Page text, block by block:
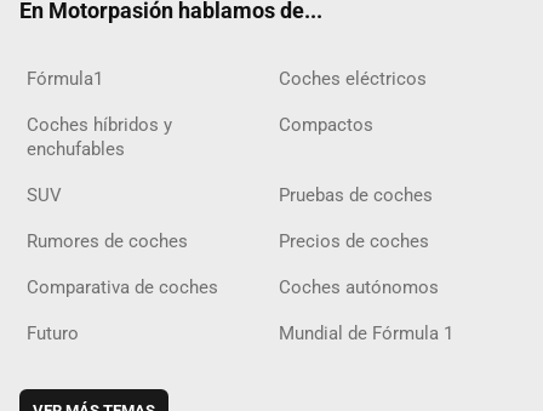
En Motorpasión hablamos de...
Fórmula1 Coches eléctricos
Coches híbridos y
enchufables
Compactos
SUV Pruebas de coches
Rumores de coches Precios de coches
Comparativa de coches Coches autónomos
Futuro Mundial de Fórmula 1